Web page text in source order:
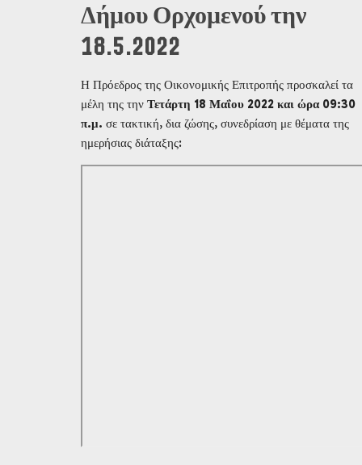
Δήμου Ορχομενού την
18.5.2022
Η Πρόεδρος της Οικονομικής Επιτροπής προσκαλεί τα
μέλη της την Τετάρτη 18 Μαΐου 2022 και ώρα 09:30
π.μ. σε τακτική, δια ζώσης, συνεδρίαση με θέματα της
ημερήσιας διάταξης: